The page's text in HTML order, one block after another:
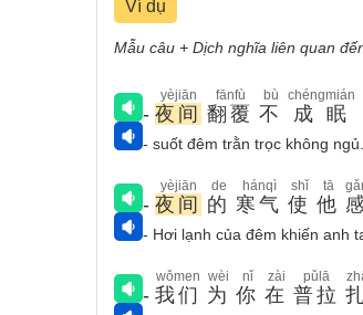
Ví dụ
Mẫu câu + Dịch nghĩa liên quan
- 夜间
yèjiān
翻覆
fānfù
不
bù
成眠
chéngmián
- suốt đêm trằn trọc không ngủ.
- 夜间
yèjiān
的
de
寒气
hánqì
使
shǐ
他
tā
- Hơi lạnh của đêm khiến anh
- 我们
wǒmen
为
wèi
你
nǐ
在
zài
普拉
pǔlā
扎